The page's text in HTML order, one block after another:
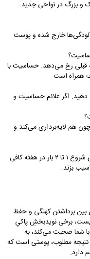
و بزرگ در نواحی جدید
تمام آلودگی‌ها خارج شده و پوست
رخ می‌دهد. حساسیت با
همراه است.
دهید. اگر علائم حساسیت و
هم لایه‌برداری می‌کند و
بستگی به محصول و پوست شما دارد، اما برای شروع ۱ تا ۲ بار در هفته کافی
بزند.
بین برداشتن کهنگی و حفظ
برخی نویدبخشِ پاکیِ
با شما صحبت می‌کند، به
مطلوب، پوستی است که
دارد.